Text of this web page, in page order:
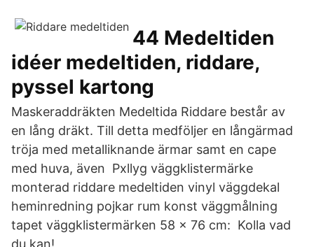
44 Medeltiden
idéer medeltiden, riddare,
pyssel kartong
Maskeraddräkten Medeltida Riddare består av
en lång dräkt. Till detta medföljer en långärmad
tröja med metalliknande ärmar samt en cape
med huva, även Pxllyg väggklistermärke
monterad riddare medeltiden vinyl väggdekal
heminredning pojkar rum konst väggmålning
tapet väggklistermärken 58 x 76 cm: Kolla vad
du kan!